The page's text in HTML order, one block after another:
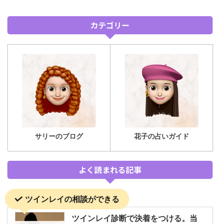
カテゴリー
サリーのブログ 花子の占いガイド
よく読まれる記事
ツインレイの相談ができる
ツインレイ診断で決着をつける。当